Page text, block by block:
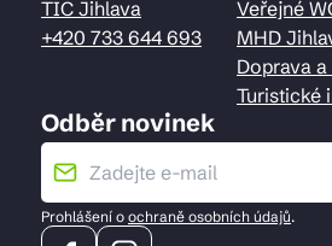
TIC Jihlava
+420 733 644 693
Veřejné
MHD
Doprava
Turistické
Odběr novinek
Prohlášení o ochraně osobních údajů.